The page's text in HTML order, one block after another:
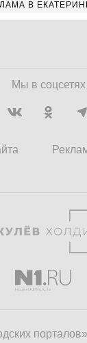
В
Мы в соцсетях
порталов»